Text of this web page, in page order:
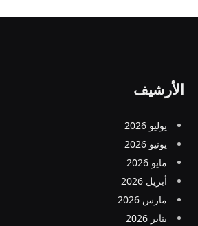
الأرشيف
يوليو 2026
يونيو 2026
مايو 2026
أبريل 2026
مارس 2026
يناير 2026